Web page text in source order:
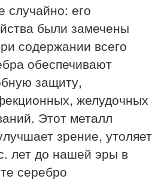
случайно: его
были замечены
содержании всего
обеспечивают
защиту,
желудочных
Этот металл
зрение, утоляет
лет до нашей эры в
серебро